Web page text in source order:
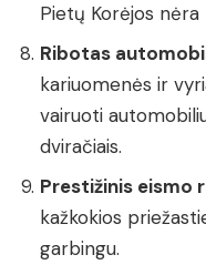
Pietų Korėjos
Ribotas
kariuomenės ir
vairuoti
dviračiais.
Prestižinis eismo
kažkokios
garbingu.